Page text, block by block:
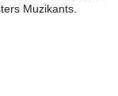
Muzikants.